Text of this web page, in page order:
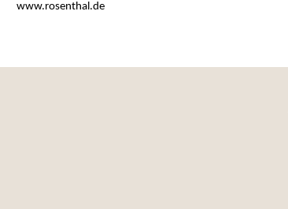
www.rosenthal.de